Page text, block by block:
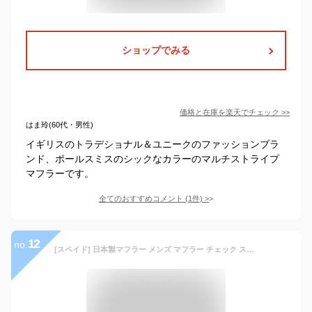
ショップでみる
価格と在庫を楽天でチェック >>
はま玲(60代・男性)
イギリスのトラデショナル＆ユニークのファッションブラ
ンド、ポールスミスのシックなカラーのマルチストライプ
マフラーです。
全てのおすすめコメント (1件) >
no. 12 [スペイド] 日本製マフラー メンズ マフラー チェック ストライプ ストール リバーシブル【w211】(ネイビー)